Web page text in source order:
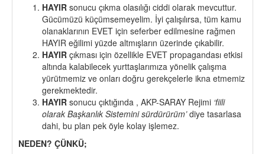
HAYIR sonucu çıkma olasılığı ciddi olarak mevcuttur.
Gücümüzü küçümsemeyelim. İyi çalışılırsa, tüm kamu
olanaklarının EVET için seferber edilmesine rağmen
HAYIR eğilimi yüzde altmışların üzerinde çıkabilir.
HAYIR çıkması için özellikle EVET propagandası etkisi
altında kalabilecek yurttaşlarımıza yönelik çalışma
yürütmemiz ve onları doğru gerekçelerle ikna etmemiz
gerekmektedir.
HAYIR sonucu çıktığında , AKP-SARAY Rejimi ‘fiili
olarak Başkanlık Sistemini sürdürürüm’diye tasarlasa
dahi, bu plan pek öyle kolay işlemez.
NEDEN? ÇÜNKÜ;